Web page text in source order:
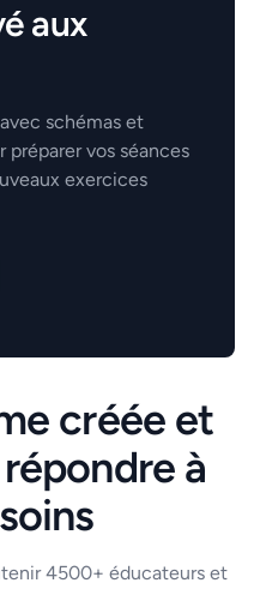
aux
schémas et
préparer vos séances
exercices
créée et
à
4500+ éducateurs et